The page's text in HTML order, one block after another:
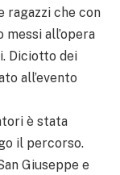
ragazzi che con
all’opera
Diciotto dei
all’evento
è stata
il percorso.
Giuseppe e